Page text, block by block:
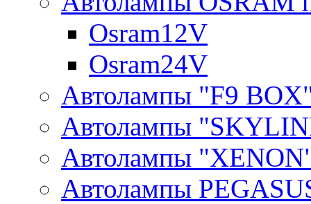
Osram12V
Osram24V
Автолампы "F9
Автолампы
Автолампы
Автолампы